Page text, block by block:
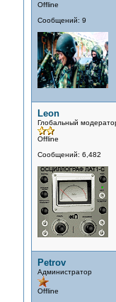
Offline
Сообщений: 9
Leon
Глобальный
Offline
Сообщений: 6,482
Petrov
Администратор
Offline